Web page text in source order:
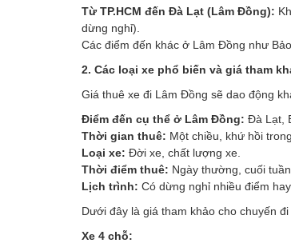
Từ TP.HCM đến Đà Lạt (Lâm Đồng):
dừng nghỉ).
Các điểm đến khác ở Lâm Đồng như
2. Các loại xe phổ biến và giá tham
Giá thuê xe đi Lâm Đồng sẽ dao động
Điểm đến cụ thể ở Lâm Đồng: Đà Lạt,
Thời gian thuê: Một chiều, khứ hồi
Loại xe: Đời xe, chất lượng xe.
Thời điểm thuê: Ngày thường, cuối
Lịch trình: Có dừng nghỉ nhiều điểm hay
Dưới đây là giá tham khảo cho chuyến đi
Xe 4 chỗ: